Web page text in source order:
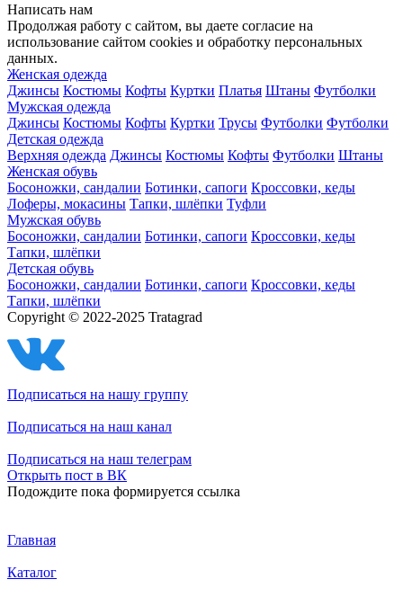
Написать нам
Продолжая работу с сайтом, вы даете согласие на
использование сайтом cookies и обработку персональных
данных.
Женская одежда
Джинсы Костюмы Кофты Куртки Платья Штаны Футболки
Мужская одежда
Джинсы Костюмы Кофты Куртки Трусы Футболки Футболки
Детская одежда
Верхняя одежда Джинсы Костюмы Кофты Футболки Штаны
Женская обувь
Босоножки, сандалии Ботинки, сапоги Кроссовки, кеды
Лоферы, мокасины Тапки, шлёпки Туфли
Мужская обувь
Босоножки, сандалии Ботинки, сапоги Кроссовки, кеды
Тапки, шлёпки
Детская обувь
Босоножки, сандалии Ботинки, сапоги Кроссовки, кеды
Тапки, шлёпки
Copyright © 2022-2025 Tratagrad
Подписаться на нашу группу
Подписаться на наш канал
Подписаться на наш телеграм
Открыть пост в ВК
Подождите пока формируется ссылка
Главная
Каталог